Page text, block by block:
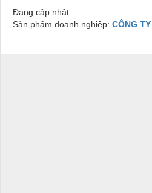
Đang cập nhật...
Sản phẩm doanh nghiệp: CÔNG